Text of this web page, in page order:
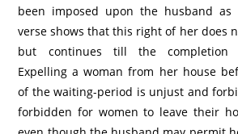
been imposed upon the husband as
verse shows that this right of her does
but continues till the completion
Expelling a woman from her house
of the waiting-period is unjust and
forbidden for women to leave their